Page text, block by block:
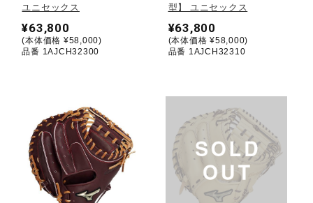
スイム
テニス／ソフトテニス
バドミントン
ユニセックス
¥63,800
(本体価格 ¥58,000)
品番 1AJCH32300
型】 ユニセックス
¥63,800
(本体価格 ¥58,000)
品番 1AJCH32310